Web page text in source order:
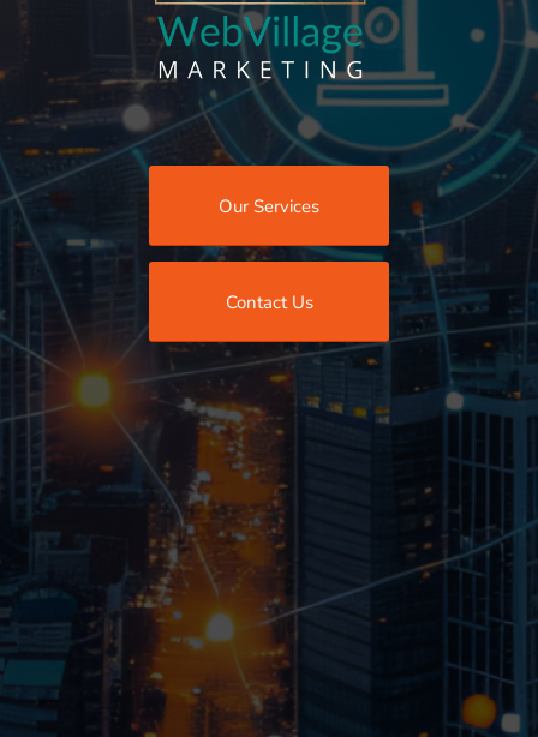
Our Services
Contact Us